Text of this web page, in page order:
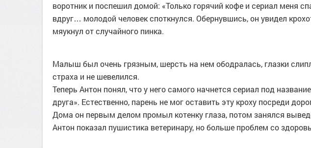
воротник и поспешил домой: «Только горячий кофе и сериал меня
вдруг… молодой человек споткнулся. Обернувшись, он увидел
мяукнул от случайного пинка.
Малыш был очень грязным, шерсть на нем ободралась, глазки
страха и не шевелился.
Теперь Антон понял, что у него самого начнется сериал под
друга». Естественно, парень не мог оставить эту кроху посреди
Дома он первым делом промыл котенку глаза, потом занялся
Антон показал пушистика ветеринару, но больше проблем со